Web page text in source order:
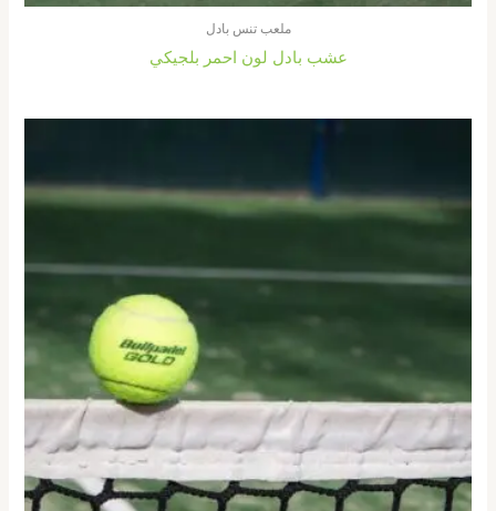
ملعب تنس بادل
عشب بادل لون احمر بلجيكي